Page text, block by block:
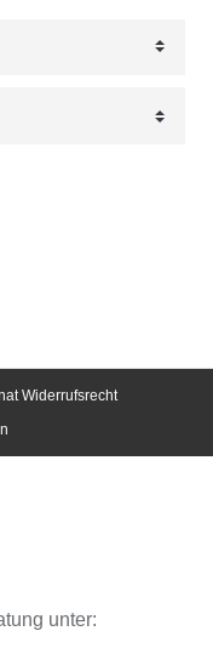
Widerrufsrecht
unter: